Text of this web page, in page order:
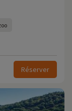
Réserver